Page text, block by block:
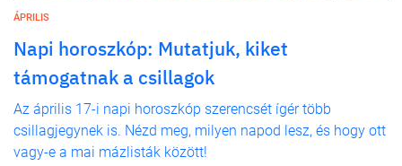
ÁPRILIS
Napi horoszkóp: Mutatjuk, kiket
támogatnak a csillagok
Az április 17-i napi horoszkóp szerencsét ígér több
csillagjegynek is. Nézd meg, milyen napod lesz, és hogy ott
vagy-e a mai mázlisták között!